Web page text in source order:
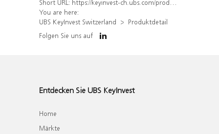
Short URL: https://keyinvest-ch.ubs.com/produkt/detail/index/isin/CH1572291750
You are here:
UBS KeyInvest Switzerland
Produktdetail
Folgen Sie uns auf
Entdecken Sie UBS KeyInvest
Home
Märkte